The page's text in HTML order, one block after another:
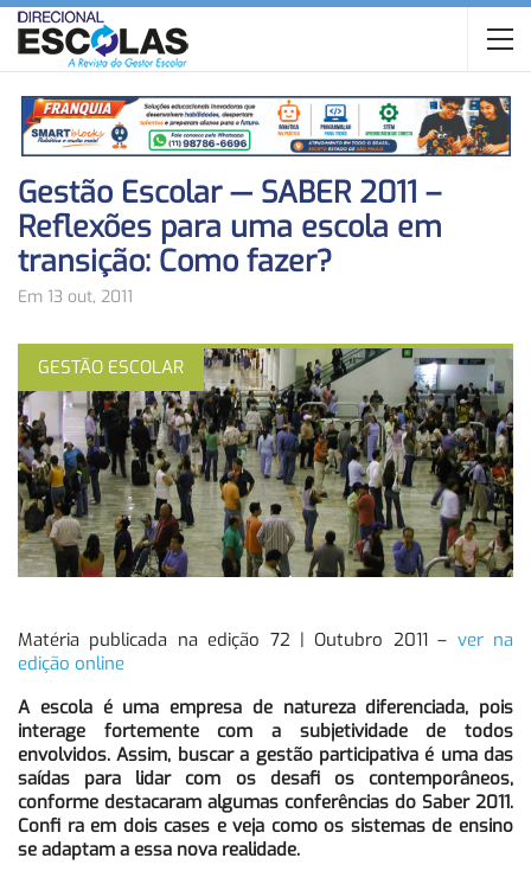
Gestão Escolar — SABER 2011 –
Reflexões para uma escola em
transição: Como fazer?
Em 13 out, 2011
GESTÃO ESCOLAR
Matéria publicada na edição 72 | Outubro 2011 – ver na
edição online
A escola é uma empresa de natureza diferenciada, pois
interage fortemente com a subjetividade de todos
envolvidos. Assim, buscar a gestão participativa é uma das
saídas para lidar com os desafi os contemporâneos,
conforme destacaram algumas conferências do Saber 2011.
Confi ra em dois cases e veja como os sistemas de ensino
se adaptam a essa nova realidade.